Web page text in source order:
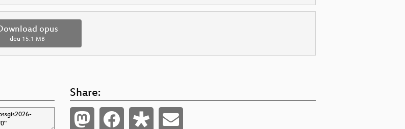
opus
deu 15.1 MB
Share: